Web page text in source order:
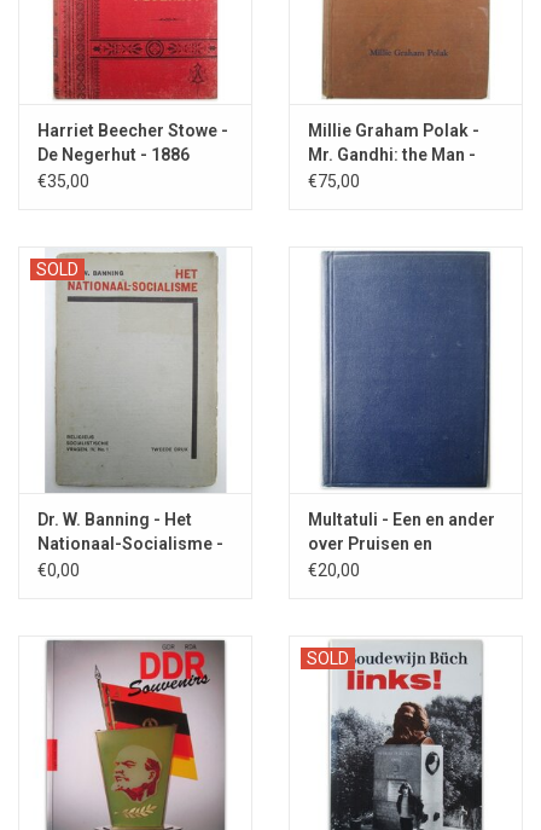
Harriet Beecher Stowe -
De Negerhut - 1886
€35,00
Millie Graham Polak -
Mr. Gandhi: the Man -
1931
€75,00
SOLD
Dr. W. Banning - Het
Nationaal-Socialisme -
1932
€0,00
Multatuli - Een en ander
over Pruisen en
Nederland - 1879
€20,00
SOLD